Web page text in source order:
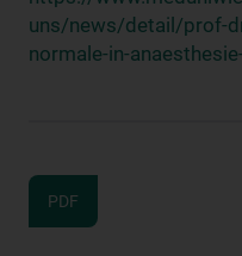
uns/news/detail/prof-
normale-in-
PDF